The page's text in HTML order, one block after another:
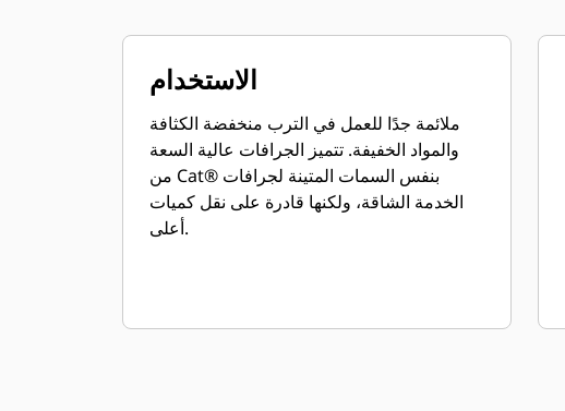
الاستخدام
ملائمة جدًا للعمل في الترب منخفضة الكثافة
والمواد الخفيفة. تتميز الجرافات عالية السعة
من Cat® بنفس السمات المتينة لجرافات
الخدمة الشاقة، ولكنها قادرة على نقل كميات
أعلى.